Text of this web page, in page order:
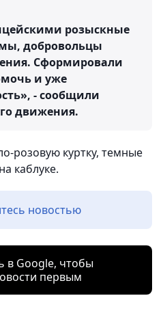
розыскные
добровольцы
Сформировали
и уже
- сообщили
движения.
розовую куртку, темные
каблуке.
новостью
в Google, чтобы
первым